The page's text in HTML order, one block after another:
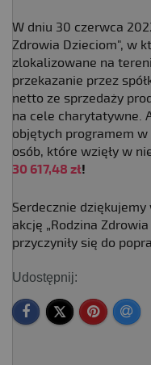
W dniu 30 czerwca
Zdrowia Dzieciom", w
zlokalizowane na
przekazanie przez
netto ze sprzedaży
na cele charytatywne.
objętych programem w
osób, które wzięły w
30 617,48 zł!
Serdecznie
akcję „Rodzina
przyczyniły się do
Udostępnij: